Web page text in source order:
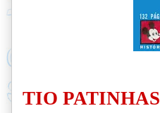
TIO PATINHAS